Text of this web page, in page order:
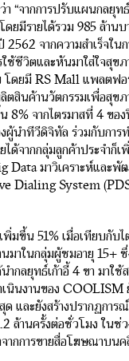
า “จากการปรับแผนกลยุท
ยมีรายได้รวม 985 ล้าน
จากความสำเร็จในก
ใช้ชีวิตและหันมาใส่ใจสุข
โดยมี RS Mall แพลตฟ
ตสินค้านวัตกรรมเพื่อสุข
8% จากไตรมาสที่ 4 ขอ
ผู้นำทีวีดิจิทัล ร่วมกับการ
ด้จากกลุ่มลูกค้าประจำก็เ
Data มาวิเคราะห์และพั
Dialing System
มขึ้น 51% เมื่อเทียบกับไ
มาในกลุ่มผู้ชมอายุ 15+ ซึ่
กลยุทธ์เก้าอี้ 4 ขา มาใช้ส
นินงานของ COOLISM
และยังสร้างปรากฏการ
ล้านครั้งต่อชั่วโมง ในช่ว
กการขายสื่อโฆษณาบน